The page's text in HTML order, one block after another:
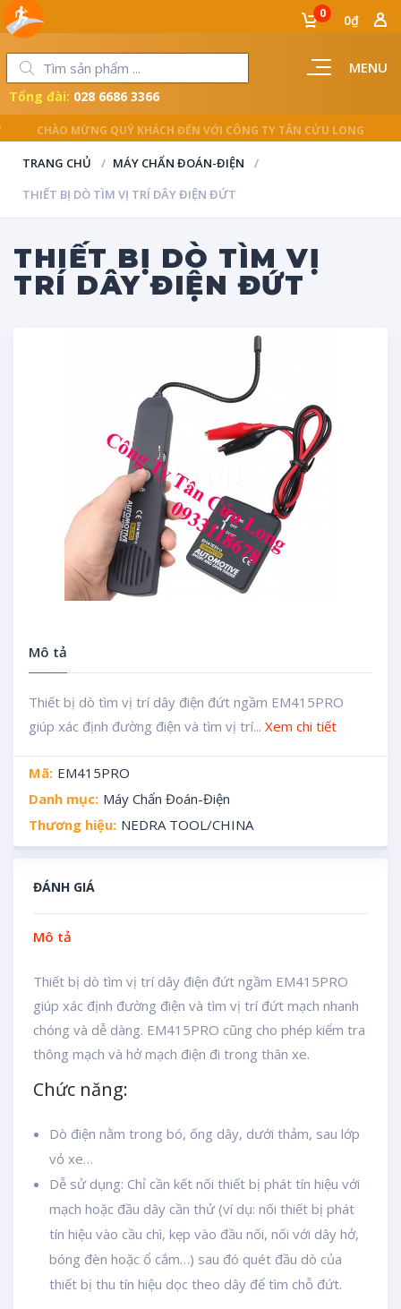
MENU
0 0₫
LUÔN ĐỒNG HÀNH CÙNG NGƯỜI THỢ
Tổng đài: 028 6686 3366
TRANG CHỦ
MÁY CHẨN ĐOÁN-ĐIỆN
THIẾT BỊ DÒ TÌM VỊ TRÍ DÂY ĐIỆN ĐỨT
THIẾT BỊ DÒ TÌM VỊ
TRÍ DÂY ĐIỆN ĐỨT
Mô tả
Thiết bị dò tìm vị trí dây điện đứt ngầm EM415PRO
giúp xác định đường điện và tìm vị trí... Xem chi tiết
Mã: EM415PRO
Danh mục: Máy Chẩn Đoán-Điện
Thương hiệu: NEDRA TOOL/CHINA
ĐÁNH GIÁ
Mô tả
Thiết bị dò tìm vị trí dây điện đứt ngầm EM415PRO
giúp xác định đường điện và tìm vị trí đứt mạch nhanh
chóng và dễ dàng. EM415PRO cũng cho phép kiểm tra
thông mạch và hở mạch điện đi trong thân xe.
Chức năng:
Dò điện nằm trong bó, ống dây, dưới thảm, sau lớp
vỏ xe…
Dễ sử dụng: Chỉ cần kết nối thiết bị phát tín hiệu với
mạch hoặc đầu dây cần thử (ví dụ: nối thiết bị phát
tín hiệu vào cầu chì, kẹp vào đầu nối, nối với dây hở,
bóng đèn hoặc ổ cắm…) sau đó quét đầu dò của
thiết bị thu tín hiệu dọc theo dây để tìm chỗ đứt.